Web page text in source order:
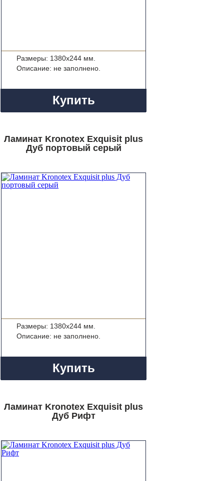
Размеры: 1380x244 мм.
Описание: не заполнено.
Купить
Ламинат Kronotex Exquisit plus
Дуб портовый серый
Размеры: 1380x244 мм.
Описание: не заполнено.
Купить
Ламинат Kronotex Exquisit plus
Дуб Рифт